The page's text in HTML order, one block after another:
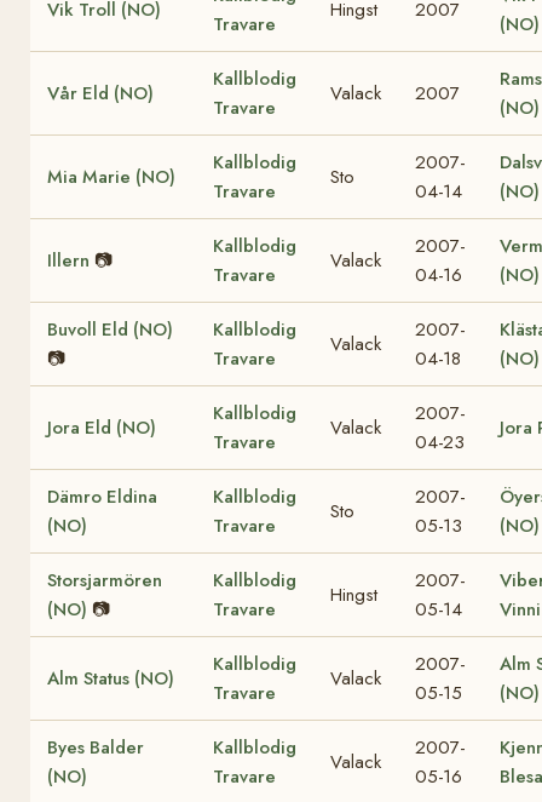
Vik Troll (NO)
Travare
Hingst 2007
(NO)
Vår Eld (NO)
Kallblodig
Travare
Valack 2007
(NO)
Mia Marie (NO)
Kallblodig
Travare
Sto
2007-
04-14
(NO)
Illern 📷
Kallblodig
Travare
Valack
2007-
04-16
(NO)
Buvoll Eld (NO)
📷
Kallblodig
Travare
Valack
2007-
04-18
(NO)
Jora Eld (NO)
Kallblodig
Travare
Valack
2007-
04-23
Jora
Dämro Eldina
(NO)
Kallblodig
Travare
Sto
2007-
05-13
(NO)
Storsjarmören
(NO) 📷
Kallblodig
Travare
Hingst
2007-
05-14
Alm Status (NO)
Kallblodig
Travare
Valack
2007-
05-15
Alm
(NO)
Byes Balder
(NO)
Kallblodig
Travare
Valack
2007-
05-16